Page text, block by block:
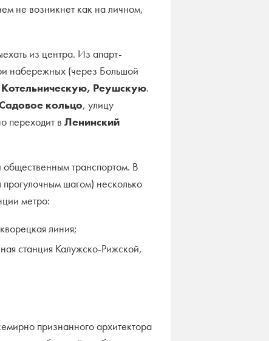
не возникнет как на личном,
из центра. Из апарт-
набережных (через Большой
Реушскую.
кольцо, улицу
переходит в Ленинский
общественным транспортом. В
шагом) несколько
метро:
линия;
станция Калужско-Рижской,
признанного архитектора